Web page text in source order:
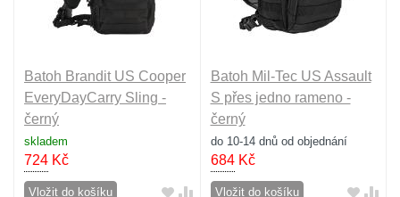
Batoh Brandit US Cooper
EveryDayCarry Sling -
černý
skladem
724 Kč
Vložit do košíku
Batoh Mil-Tec US Assault
S přes jedno rameno -
černý
do 10-14 dnů od objednání
684Kč
Vložit do košíku